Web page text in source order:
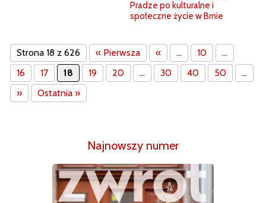
Pradze po kulturalne i
społeczne życie w Brnie
Strona 18 z 626 « Pierwsza « ... 10
...
16
17 18 19 20 ... 30 40 50
...
»
Ostatnia »
Najnowszy numer